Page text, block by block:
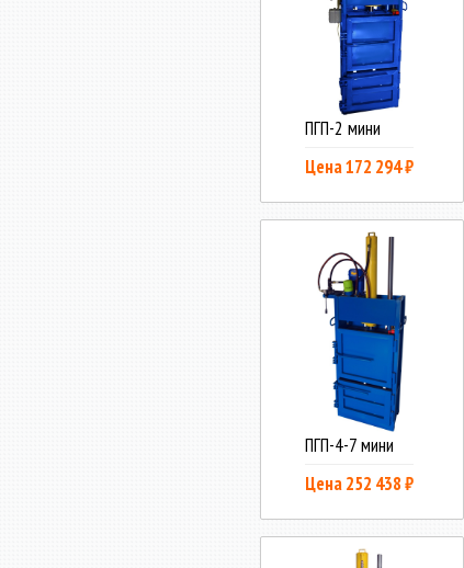
ПГП-2 мини
Цена 172 294 ₽
ПГП-4-7 мини
Цена 252 438 ₽